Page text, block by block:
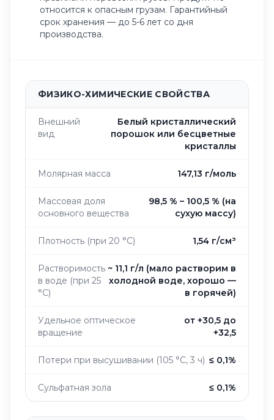
относится к опасным грузам. Гарантийный
срок хранения — до 5-6 лет со дня
производства.
ФИЗИКО-ХИМИЧЕСКИЕ СВОЙСТВА
Внешний
вид
Белый кристаллический
порошок или бесцветные
кристаллы
Молярная масса 147,13 г/моль
Массовая доля
основного вещества
98,5 % – 100,5 % (на
сухую массу)
Плотность (при 20 °C) 1,54 г/см³
Растворимость
в воде (при 25
°C)
~ 11,1 г/л (мало растворим в
холодной воде, хорошо —
в горячей)
Удельное оптическое
вращение
от +30,5 до
+32,5
Потери при высушивании (105 °C, 3 ч) ≤ 0,1%
Сульфатная зола ≤ 0,1%